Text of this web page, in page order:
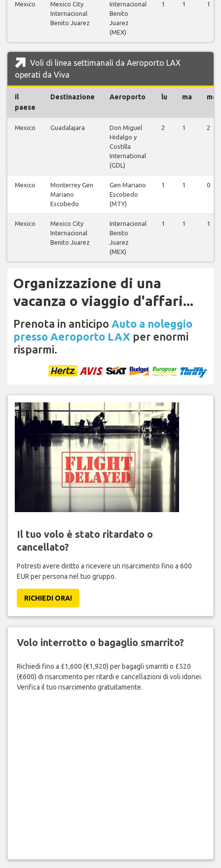
Mexico
Mexico City
Internacional
Benito Juarez
Internacional
Benito
Juarez
(MEX)
1 1 1
Voli di linea settimanali da Aeroporto LAX
operati da Viva
il
paese
Destinazione Aeroporto lu ma me
Mexico Guadalajara
Don Miguel
Hidalgo y
Costilla
International
(GDL)
2 1 2
Mexico
Monterrey Gen
Mariano
Escobedo
Gen Mariano
Escobedo
(MTY)
1 1 0
Mexico
Mexico City
Internacional
Benito Juarez
Internacional
Benito
Juarez
(MEX)
1 1 1
Organizzazione di una
vacanza o viaggio d'affari...
Prenota in anticipo Auto a noleggio
presso Aeroporto LAX per enormi
risparmi.
Il tuo volo è stato ritardato o
cancellato?
Potresti avere diritto a ricevere un risarcimento fino a 600
EUR per persona nel tuo gruppo.
RICHIEDI ORA!
Volo interrotto o bagaglio smarrito?
Richiedi fino a £1,600 (€1,920) per bagagli smarriti o £520
(€600) di risarcimento per ritardi e cancellazioni di voli idonei.
Verifica il tuo risarcimento gratuitamente.